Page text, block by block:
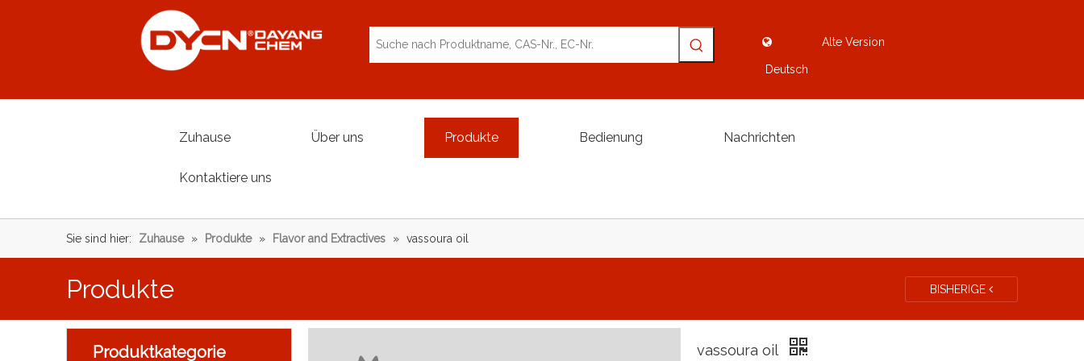
Deutsch
Alte Version
Zuhause Über uns Produkte Bedienung Nachrichten
Kontaktiere uns
Sie sind hier: Zuhause » Produkte » Flavor and Extractives » vassoura oil
Produkte BISHERIGE
Produktkategorie vassoura oil